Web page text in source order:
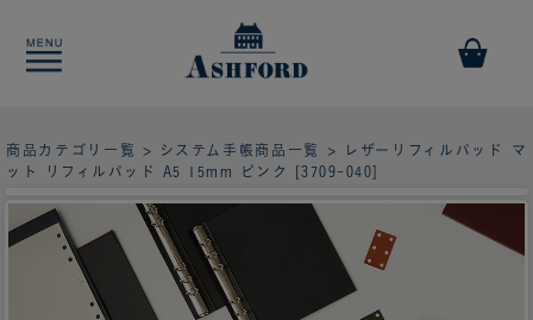
商品カテゴリ一覧 > システム手帳商品一覧
> レザーリフィルパッド マ
ット リフィルパッド A5 15mm ピンク [3709-040]